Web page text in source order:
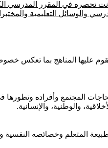
تحصره في المقرر المدرسي
والوسائل التعليمية
عليها المناهج بما تعكس
المجتمع وأفراده وتطورها في
والوطنية، والإنسانية.
المتعلم وخصائصه النفسية